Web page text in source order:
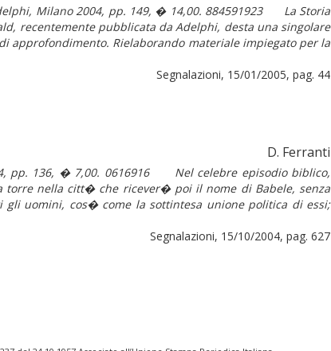
Milano 2004, pp. 149, � 14,00. 884591923 La Storia
recentemente pubblicata da Adelphi, desta una singolare
approfondimento. Rielaborando materiale impiegato per la
Segnalazioni, 15/01/2005, pag. 44
D. Ferranti
pp. 136, � 7,00. 0616916 Nel celebre episodio biblico,
nella citt� che ricever� poi il nome di Babele, senza
uomini, cos� come la sottintesa unione politica di essi;
Segnalazioni, 15/10/2004, pag. 627